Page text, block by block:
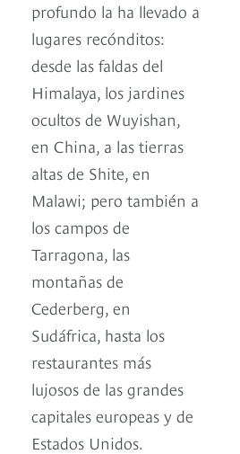
profundo la ha llevado a
lugares recónditos:
desde las faldas del
Himalaya, los jardines
ocultos de Wuyishan,
en China, a las tierras
altas de Shite, en
Malawi; pero también a
los campos de
Tarragona, las
montañas de
Cederberg, en
Sudáfrica, hasta los
restaurantes más
lujosos de las grandes
capitales europeas y de
Estados Unidos.